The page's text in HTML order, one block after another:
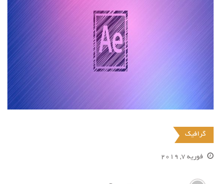
گرافیک
فوریه 7, 2019